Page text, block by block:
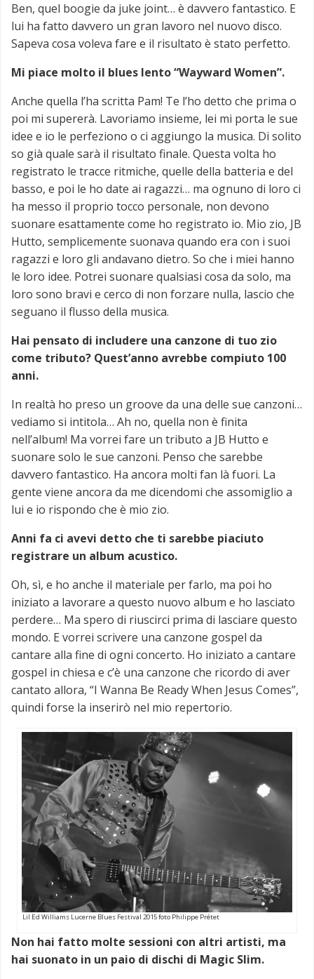
Ben, quel boogie da juke joint… è davvero fantastico. E
lui ha fatto davvero un gran lavoro nel nuovo disco.
Sapeva cosa voleva fare e il risultato è stato perfetto.
Mi piace molto il blues lento “Wayward Women”.
Anche quella l’ha scritta Pam! Te l’ho detto che prima o
poi mi supererà. Lavoriamo insieme, lei mi porta le sue
idee e io le perfeziono o ci aggiungo la musica. Di solito
so già quale sarà il risultato finale. Questa volta ho
registrato le tracce ritmiche, quelle della batteria e del
basso, e poi le ho date ai ragazzi… ma ognuno di loro ci
ha messo il proprio tocco personale, non devono
suonare esattamente come ho registrato io. Mio zio, JB
Hutto, semplicemente suonava quando era con i suoi
ragazzi e loro gli andavano dietro. So che i miei hanno
le loro idee. Potrei suonare qualsiasi cosa da solo, ma
loro sono bravi e cerco di non forzare nulla, lascio che
seguano il flusso della musica.
Hai pensato di includere una canzone di tuo zio
come tributo? Quest’anno avrebbe compiuto 100
anni.
In realtà ho preso un groove da una delle sue canzoni…
vediamo si intitola… Ah no, quella non è finita
nell’album! Ma vorrei fare un tributo a JB Hutto e
suonare solo le sue canzoni. Penso che sarebbe
davvero fantastico. Ha ancora molti fan là fuori. La
gente viene ancora da me dicendomi che assomiglio a
lui e io rispondo che è mio zio.
Anni fa ci avevi detto che ti sarebbe piaciuto
registrare un album acustico.
Oh, sì, e ho anche il materiale per farlo, ma poi ho
iniziato a lavorare a questo nuovo album e ho lasciato
perdere… Ma spero di riuscirci prima di lasciare questo
mondo. E vorrei scrivere una canzone gospel da
cantare alla fine di ogni concerto. Ho iniziato a cantare
gospel in chiesa e c’è una canzone che ricordo di aver
cantato allora, “I Wanna Be Ready When Jesus Comes”,
quindi forse la inserirò nel mio repertorio.
Lil Ed Williams Lucerne Blues Festival 2015 foto Philippe Prétet
Non hai fatto molte sessioni con altri artisti, ma
hai suonato in un paio di dischi di Magic Slim.